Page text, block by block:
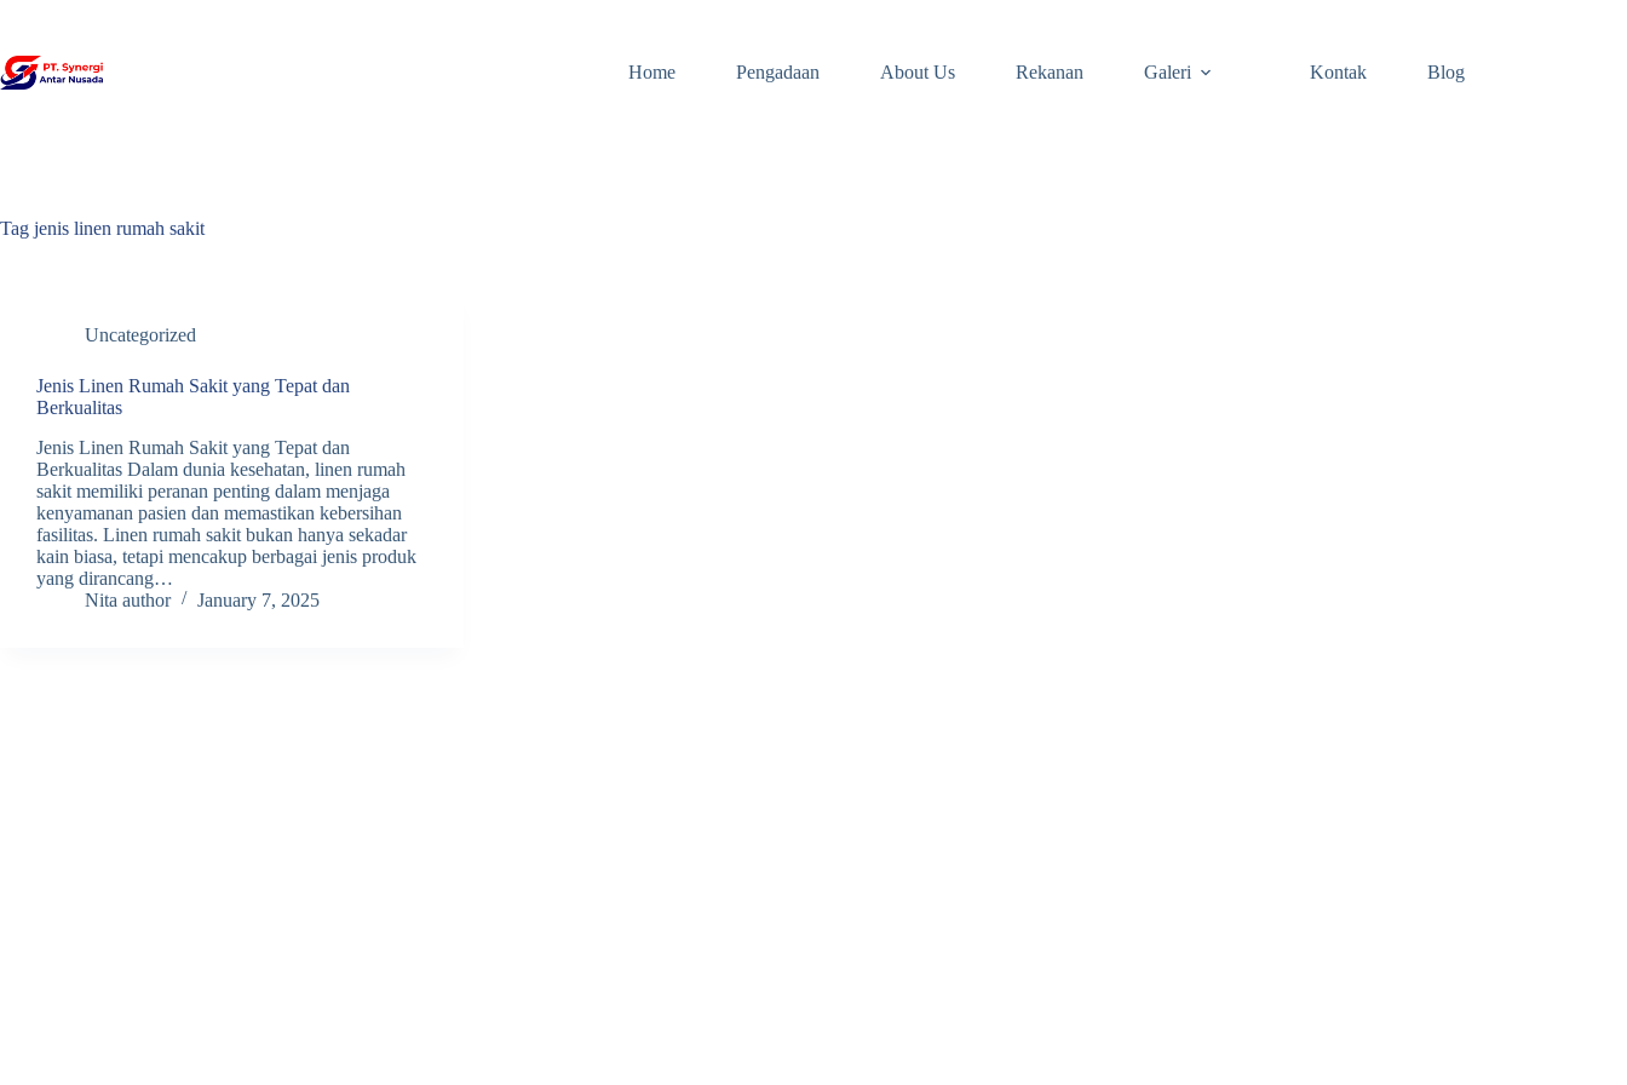
content
Home
Pengadaan About Us Rekanan Galeri Kontak Blog
Tag jenis linen rumah sakit
Uncategorized
Jenis Linen Rumah Sakit yang Tepat dan
Berkualitas
Jenis Linen Rumah Sakit yang Tepat dan
Berkualitas Dalam dunia kesehatan, linen rumah
sakit memiliki peranan penting dalam menjaga
kenyamanan pasien dan memastikan kebersihan
fasilitas. Linen rumah sakit bukan hanya sekadar
kain biasa, tetapi mencakup berbagai jenis produk
yang dirancang…
Nita author
January 7, 2025